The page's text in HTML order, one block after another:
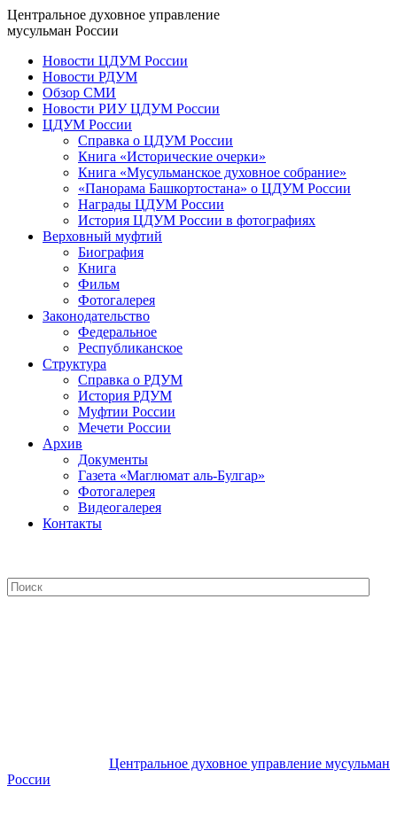
Центральное духовное управление
мусульман России
Новости ЦДУМ России
Новости РДУМ
Обзор СМИ
Новости РИУ ЦДУМ России
ЦДУМ России
Справка о ЦДУМ России
Книга «Исторические очерки»
Книга «Мусульманское духовное собрание»
«Панорама Башкортостана» о ЦДУМ России
Награды ЦДУМ России
История ЦДУМ России в фотографиях
Верховный муфтий
Биография
Книга
Фильм
Фотогалерея
Законодательство
Федеральное
Республиканское
Структура
Справка о РДУМ
История РДУМ
Муфтии России
Мечети России
Архив
Документы
Газета «Маглюмат аль-Булгар»
Фотогалерея
Видеогалерея
Контакты
Центральное духовное управление мусульман
России